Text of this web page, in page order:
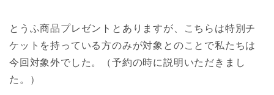
とうふ商品プレゼントとありますが、こちらは特別チ
ケットを持っている方のみが対象とのことで私たちは
今回対象外でした。（予約の時に説明いただきまし
た。）